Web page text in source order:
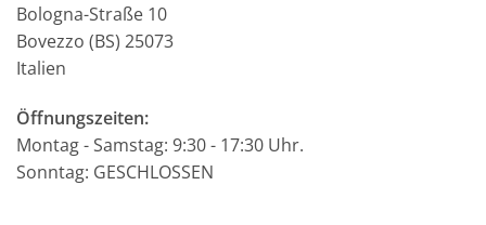
Bologna-Straße 10
Bovezzo (BS) 25073
Italien
Öffnungszeiten:
Montag - Samstag: 9:30 - 17:30 Uhr.
Sonntag: GESCHLOSSEN